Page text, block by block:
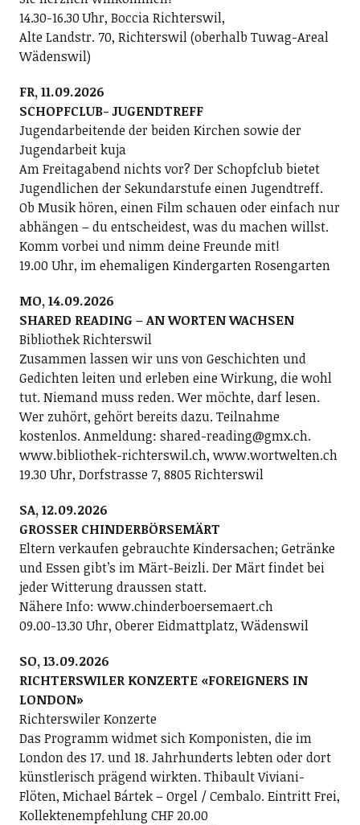
14.30-16.30 Uhr, Boccia Richterswil,
Alte Landstr. 70, Richterswil (oberhalb Tuwag-Areal
Wädenswil)
FR, 11.09.2026
SCHOPFCLUB- JUGENDTREFF
Jugendarbeitende der beiden Kirchen sowie der
Jugendarbeit kuja
Am Freitagabend nichts vor? Der Schopfclub bietet
Jugendlichen der Sekundarstufe einen Jugendtreff.
Ob Musik hören, einen Film schauen oder einfach nur
abhängen – du entscheidest, was du machen willst.
Komm vorbei und nimm deine Freunde mit!
19.00 Uhr, im ehemaligen Kindergarten Rosengarten
MO, 14.09.2026
SHARED READING – AN WORTEN WACHSEN
Bibliothek Richterswil
Zusammen lassen wir uns von Geschichten und
Gedichten leiten und erleben eine Wirkung, die wohl
tut. Niemand muss reden. Wer möchte, darf lesen.
Wer zuhört, gehört bereits dazu. Teilnahme
kostenlos. Anmeldung: shared-reading@gmx.ch.
www.bibliothek-richterswil.ch, www.wortwelten.ch
19.30 Uhr, Dorfstrasse 7, 8805 Richterswil
SA, 12.09.2026
GROSSER CHINDERBÖRSEMÄRT
Eltern verkaufen gebrauchte Kindersachen; Getränke
und Essen gibt’s im Märt-Beizli. Der Märt findet bei
jeder Witterung draussen statt.
Nähere Info: www.chinderboersemaert.ch
09.00-13.30 Uhr, Oberer Eidmattplatz, Wädenswil
SO, 13.09.2026
RICHTERSWILER KONZERTE «FOREIGNERS IN
LONDON»
Richterswiler Konzerte
Das Programm widmet sich Komponisten, die im
London des 17. und 18. Jahrhunderts lebten oder dort
künstlerisch prägend wirkten. Thibault Viviani-
Flöten, Michael Bártek – Orgel / Cembalo. Eintritt Frei,
Kollektenempfehlung CHF 20.00